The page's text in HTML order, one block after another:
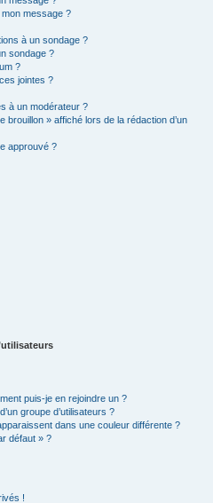
message ?
à un sondage ?
sondage ?
?
jointes ?
à un modérateur ?
» affiché lors de la rédaction d’un
approuvé ?
puis-je en rejoindre un ?
groupe d’utilisateurs ?
dans une couleur différente ?
défaut » ?
!